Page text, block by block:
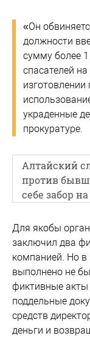
«Он
должности
сумму более
спасателей
украденные
прокуратуре.
Алтайский
против
себе забор
Для якобы
заключил два
компанией. Но в
выполнено не
фиктивные акты
поддельные
средств
деньги и